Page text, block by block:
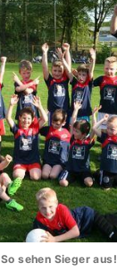
So sehen Sieger aus!